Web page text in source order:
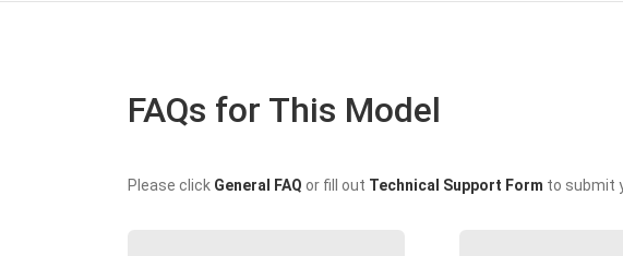
FAQs for This Model
Please click General FAQ or fill out Technical Support Form to submit